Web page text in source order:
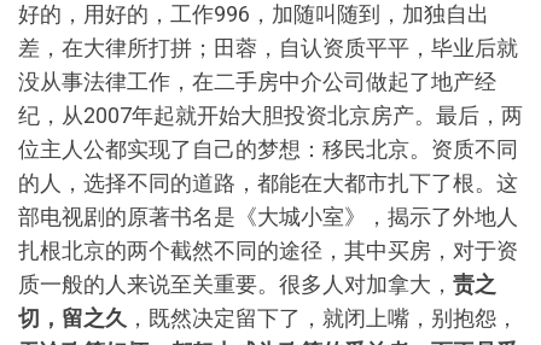
好的，用好的，工作996，加随叫随到，加独自出
差，在大律所打拼；田蓉，自认资质平平，毕业后就
没从事法律工作，在二手房中介公司做起了地产经
纪，从2007年起就开始大胆投资北京房产。最后，两
位主人公都实现了自己的梦想：移民北京。资质不同
的人，选择不同的道路，都能在大都市扎下了根。这
部电视剧的原著书名是《大城小室》，揭示了外地人
扎根北京的两个截然不同的途径，其中买房，对于资
质一般的人来说至关重要。很多人对加拿大， 责之
切，留之久 ，既然决定留下了，就闭上嘴，别抱怨，